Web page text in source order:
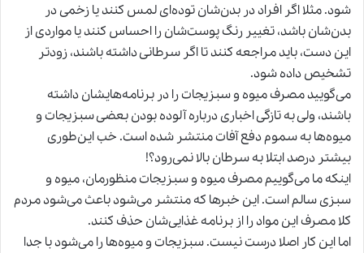
شود. مثلا اگر افراد در بدن‌شان توده‌ای لمس کنند یا زخمی در
بدن‌شان باشد، تغییر رنگ پوست‌شان را احساس کنند یا مواردی از
این دست، باید مراجعه کنند تا اگر سرطانی داشته باشند، زودتر
تشخیص داده شود.
می‌گویید مصرف میوه و سبزیجات را در برنامه‌هایشان داشته
باشند، ولی به تازگی اخباری درباره آلوده بودن بعضی سبزیجات و
میوه‌ها به سموم دفع آفات منتشر شده است. خب این‌طوری
بیشتر درصد ابتلا به سرطان بالا نمی‌رود؟!
اینکه ما می‌گوییم مصرف میوه و سبزیجات منظورمان، میوه و
سبزی سالم است. این خبرها که منتشر می‌شود باعث می‌شود مردم
کلا مصرف این مواد را از برنامه غذایی‌شان حذف کنند.
اما این کار اصلا درست نیست. سبزیجات و میوه‌ها را می‌شود با جدا